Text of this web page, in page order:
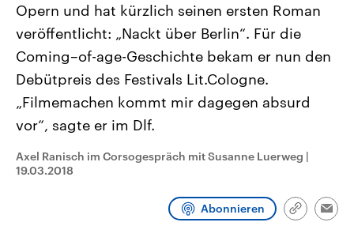
Landtagswahl Sachsen-Anhalt
2026
Alle Informationen
Sachsen-Anhalt wählt am 6.
September 2026 einen neuen
Landtag. Seit 2021 wird das
Bundesland von einer Koalition aus
Umfragen, Prognosen,
und Hintergründe zu den Parteien
und Kandidaten der anstehenden
Wahl.
USA
Aktuelle Beiträge,
Hintergründe
Wirtschaftlich und
gehören die Vereinigten
den mächtigsten Ländern
mit großem Einfluss auf
aktuelle Weltgeschehen.
Sendungen Programm Podcasts
Opern und hat kürzlich seinen ersten Roman
veröffentlicht: „Nackt über Berlin“. Für die
Coming–of-age-Geschichte bekam er nun den
Debütpreis des Festivals Lit.Cologne.
„Filmemachen kommt mir dagegen absurd
vor“, sagte er im Dlf.
Axel Ranisch im Corsogespräch mit Susanne Luerweg |
19.03.2018
Abonnieren
Link